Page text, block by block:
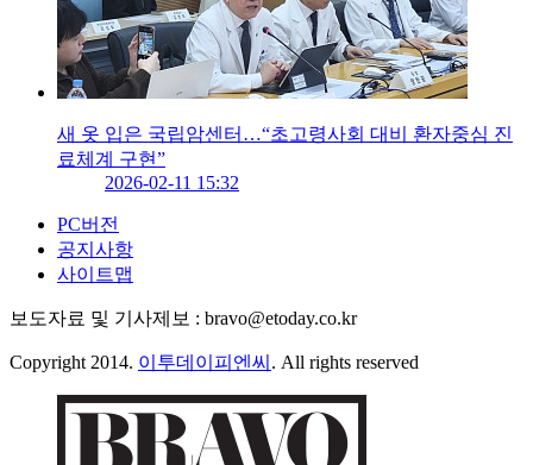
새 옷 입은 국립암센터…“초고령사회 대비 환자중심 진
료체계 구현”
2026-02-11 15:32
PC버전
공지사항
사이트맵
보도자료 및 기사제보 : bravo@etoday.co.kr
Copyright 2014. 이투데이피엔씨 . All rights reserved